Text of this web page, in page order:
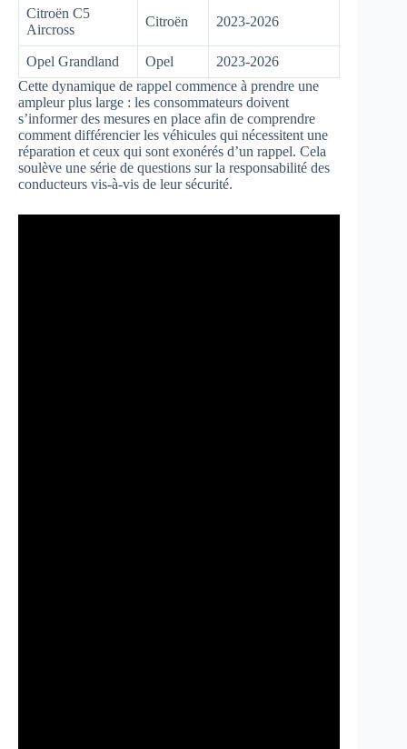
Citroën C5
Aircross
Citroën 2023-2026
Opel Grandland Opel
2023-2026
Cette dynamique de rappel commence à prendre une
ampleur plus large : les consommateurs doivent
s’informer des mesures en place afin de comprendre
comment différencier les véhicules qui nécessitent une
réparation et ceux qui sont exonérés d’un rappel. Cela
soulève une série de questions sur la responsabilité des
conducteurs vis-à-vis de leur sécurité.